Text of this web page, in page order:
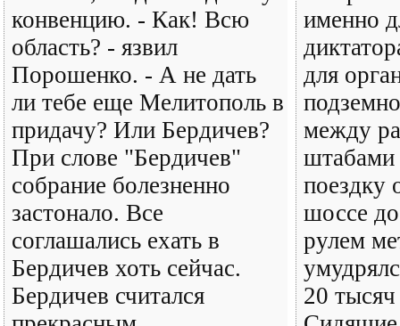
конвенцию. - Как! Всю
область? - язвил
Порошенко. - А не дать
ли тебе еще Мелитополь в
придачу? Или Бердичев?
При слове "Бердичев"
собрание болезненно
застонало. Все
соглашались ехать в
Бердичев хоть сейчас.
Бердичев считался
именно
для
между
поездку
шоссе
рулем
20